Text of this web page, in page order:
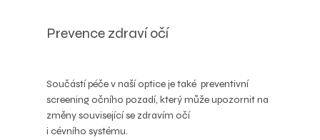
Prevence zdraví očí
Součástí péče v naší optice je také preventivní
screening očního pozadí, který může upozornit na
změny související se zdravím očí
i cévního systému.